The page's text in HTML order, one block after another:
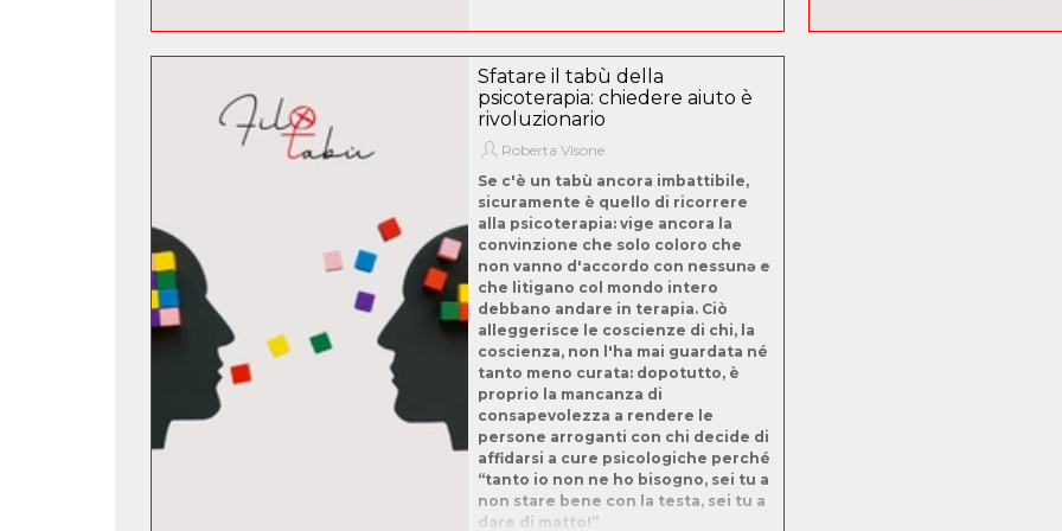
Sfatare il tabù della
psicoterapia: chiedere aiuto è
rivoluzionario
Roberta Visone
Se c'è un tabù ancora imbattibile,
sicuramente è quello di ricorrere
alla psicoterapia: vige ancora la
convinzione che solo coloro che
non vanno d'accordo con nessunə e
che litigano col mondo intero
debbano andare in terapia. Ciò
alleggerisce le coscienze di chi, la
coscienza, non l'ha mai guardata né
tanto meno curata: dopotutto, è
proprio la mancanza di
consapevolezza a rendere le
persone arroganti con chi decide di
affidarsi a cure psicologiche perché
“tanto io non ne ho bisogno, sei tu a
non stare bene con la testa, sei tu a
dare di matto!”